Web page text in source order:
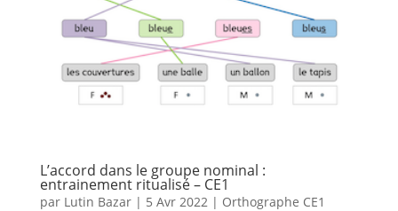
L’accord dans le groupe nominal :
entrainement ritualisé – CE1
par Lutin Bazar| 5 Avr 2022 | Orthographe CE1